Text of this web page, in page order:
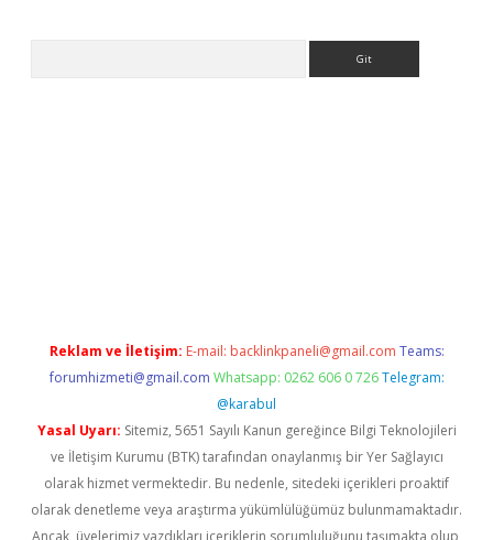
Reklam ve İletişim: E-mail: backlinkpaneli@gmail.com Teams:
forumhizmeti@gmail.com Whatsapp: 0262 606 0 726 Telegram:
@karabul
Yasal Uyarı: Sitemiz, 5651 Sayılı Kanun gereğince Bilgi Teknolojileri
ve İletişim Kurumu (BTK) tarafından onaylanmış bir Yer Sağlayıcı
olarak hizmet vermektedir. Bu nedenle, sitedeki içerikleri proaktif
olarak denetleme veya araştırma yükümlülüğümüz bulunmamaktadır.
Ancak, üyelerimiz yazdıkları içeriklerin sorumluluğunu taşımakta olup,